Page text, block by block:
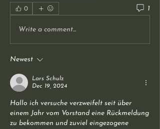
0 1
Write a comment...
Newest
Lars Schulz
Dec 19, 2024
Hallo ich versuche verzweifelt seit über
einem Jahr vom Vorstand eine Rückmeldung
zu bekommen und zuviel eingezogene